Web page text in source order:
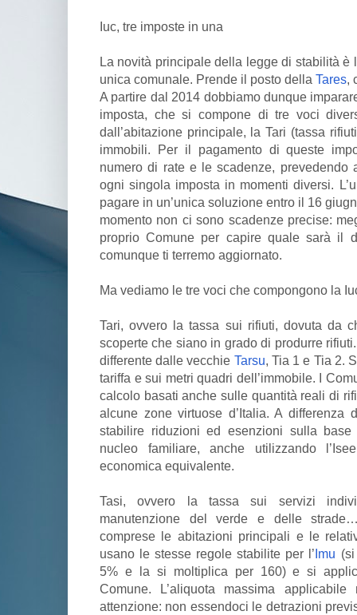
Iuc, tre imposte in una
La novità principale della legge di stabilità è
unica comunale. Prende il posto della Tares,
A partire dal 2014 dobbiamo dunque
imposta, che si compone di tre voci
dall’abitazione principale, la Tari (tassa
immobili. Per il pagamento di queste
numero di rate e le scadenze, prevedendo
ogni singola imposta in momenti diversi.
pagare in un’unica soluzione entro il 16
momento non ci sono scadenze precise:
proprio Comune per capire quale sarà il
comunque ti terremo aggiornato.
Ma vediamo le tre voci che compongono la
Tari, ovvero la tassa sui rifiuti, dovuta da
scoperte che siano in grado di produrre
differente dalle vecchie Tarsu, Tia 1 e Tia 2.
tariffa e sui metri quadri dell’immobile. I
calcolo basati anche sulle quantità reali di
alcune zone virtuose d’Italia. A differenza
stabilire riduzioni ed esenzioni sulla
nucleo familiare, anche utilizzando
economica equivalente.
Tasi, ovvero la tassa sui servizi
manutenzione del verde e delle
comprese le abitazioni principali e le
usano le stesse regole stabilite per l’Imu
5% e la si moltiplica per 160) e si
Comune. L’aliquota massima
attenzione: non essendoci le detrazioni